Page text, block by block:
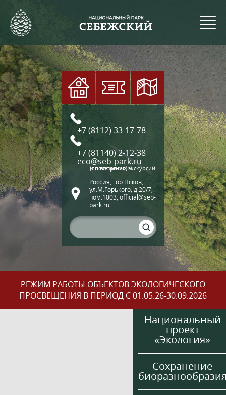
+7 (8112) 33-17-78
+7 (81140) 2-12-38
eco@seb-park.ru
(по вопросам экскурсий и посещения)
Россия, гор.Псков,
ул.М.Горького, д.20/7,
пом.1003, official@seb-
park.ru
РЕЖИМ РАБОТЫ ОБЪЕКТОВ ЭКОЛОГИЧЕСКОГО
ПРОСВЕЩЕНИЯ В ПЕРИОД С 01.05.26-30.09.2026
Национальный
проект
«Экология»
Сохранение